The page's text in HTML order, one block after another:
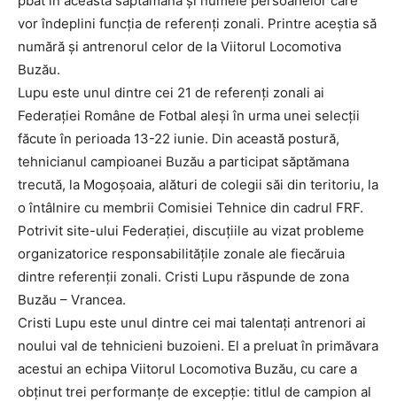
vor îndeplini funcția de referenți zonali. Printre aceștia să
numără și antre­norul celor de la Viitorul Locomotiva
Buzău.
Lupu este unul dintre cei 21 de referenți zonali ai
Federației Române de Fotbal aleși în urma unei selecții
făcute în perioada 13-22 iunie. Din această postură,
tehnicianul campioanei Buzău a participat săptămana
trecută, la Mogoșoaia, alături de colegii săi din teritoriu, la
o întâlnire cu membrii Comisiei Tehnice din cadrul FRF.
Potrivit site-ului Federației, discuțiile au vizat probleme
organizatorice responsabi­lită­țile zonale ale fiecăruia
dintre referenții zonali. Cristi Lupu răs­punde de zona
Buzău – Vrancea.
Cristi Lupu este unul dintre cei mai talentați antrenori ai
noului val de tehnicieni buzo­ieni. El a preluat în pri­măvara
acestui an echipa Viitorul Locomotiva Buzău, cu care a
obținut trei performan­țe de excepție: titlul de campion al